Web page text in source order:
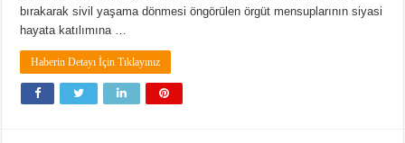
bırakarak sivil yaşama dönmesi öngörülen örgüt mensuplarının siyasi
hayata katılımına …
Haberin Detayı İçin Tıklayınız